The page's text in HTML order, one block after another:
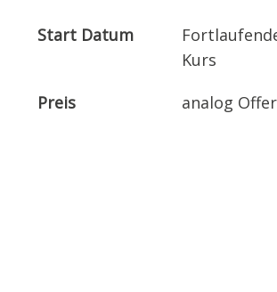
Start Datum
Kurs
Preis
analog